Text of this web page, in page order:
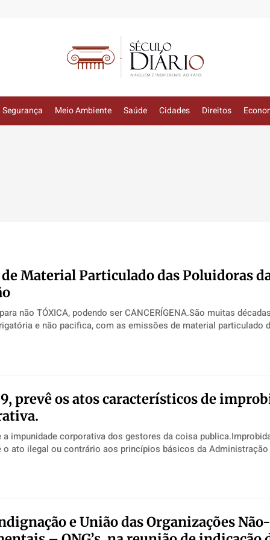
Segurança Meio Ambiente Saúde Cidades Direitos
Material Particulado das Poluidoras
não TÓXICA, podendo ser CANCERÍGENA.São muitas
e não pacifica, com as emissões de material particulado
prevê os atos característicos de
a impunidade corporativa dos gestores da coisa
o ato ilegal ou contrário aos princípios básicos da
e União das Organizações Não-